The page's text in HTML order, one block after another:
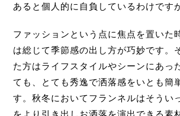
あると個人的に自負しているわけです
ファッションという点に焦点を置いた
は総じて季節感の出し方が巧妙です。
た方はライフスタイルやシーンにあっ
ても、とても秀逸で洒落感をいとも簡
す。秋冬においてフランネルはそうい
をより引き出しお洒落を演出できる素